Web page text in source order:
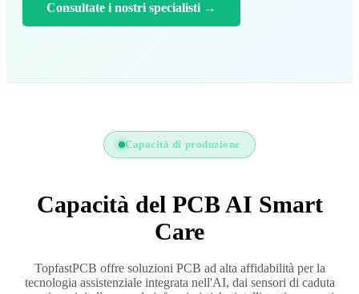
Consultate i nostri specialisti →
Capacità di produzione
Capacità del PCB AI Smart
Care
TopfastPCB offre soluzioni PCB ad alta affidabilità per la
tecnologia assistenziale integrata nell'AI, dai sensori di caduta